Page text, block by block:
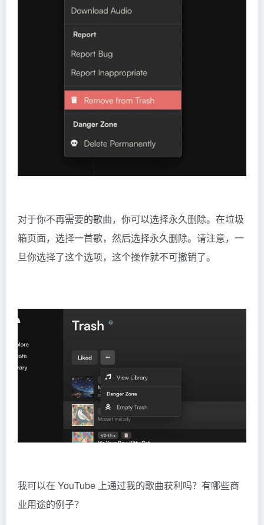
对于你不再需要的歌曲，你可以选择永久删除。在垃圾
箱页面，选择一首歌，然后选择永久删除。请注意，一
旦你选择了这个选项，这个操作就不可撤销了。
我可以在 YouTube 上通过我的歌曲获利吗？有哪些商
业用途的例子？